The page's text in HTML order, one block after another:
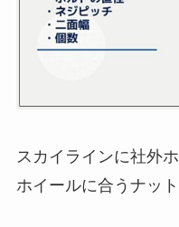
スカイラインに社外
ホイールに合うナッ